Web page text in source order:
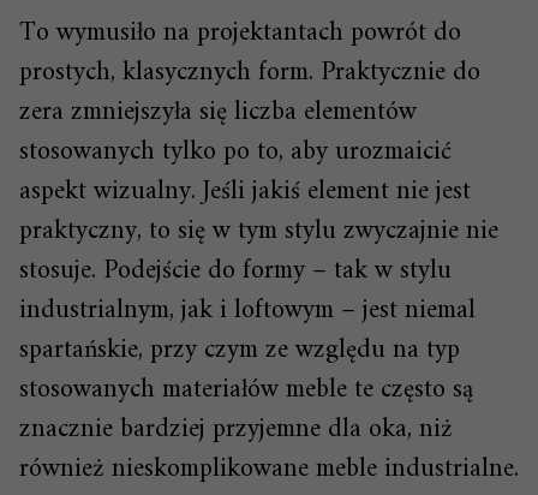
To wymusiło na projektantach powrót do
prostych, klasycznych form. Praktycznie do
zera zmniejszyła się liczba elementów
stosowanych tylko po to, aby urozmaicić
aspekt wizualny. Jeśli jakiś element nie jest
praktyczny, to się w tym stylu zwyczajnie nie
stosuje. Podejście do formy – tak w stylu
industrialnym, jak i loftowym – jest niemal
spartańskie, przy czym ze względu na typ
stosowanych materiałów meble te często są
znacznie bardziej przyjemne dla oka, niż
również nieskomplikowane meble industrialne.